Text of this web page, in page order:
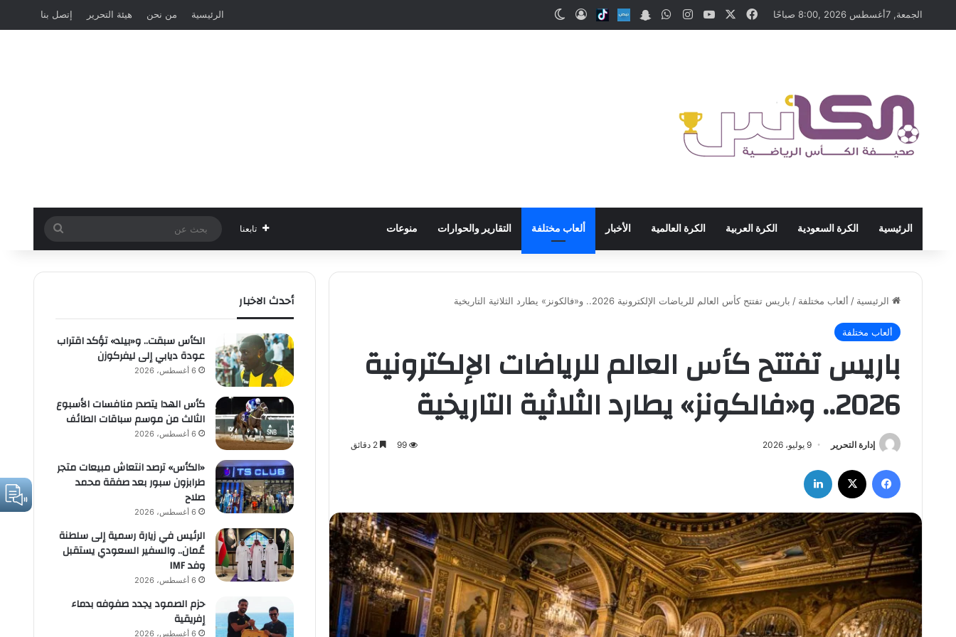
الجمعة, 7أغسطس 2026 ,8:00 صباحًا فيسبوك ‫YouTubeانستقرامواتسابSnapchat
Nabd
Tiktokتسجيل الدخول الرئيسية من نحن هيئة التحرير إتصل بنا
الرئيسية الكرة السعودية الكرة العربية الكرة العالمية الأخبار ألعاب مختلفة التقارير والحوارات منوعات تابعنا
عن
الرئيسية / ألعاب مختلفة / باريس تفتتح كأس العالم للرياضات الإلكترونية 2026.. و«فالكونز» يطارد الثلاثية التاريخية
ألعاب مختلفة
باريس تفتتح كأس العالم للرياضات الإلكترونية
2026.. و«فالكونز» يطارد الثلاثية التاريخية
إدارة التحرير 9 يوليو، 2026 99 2 دقائق
أحدث الاخبار
الكأس سبقت.. و«بيلد» تؤكد اقتراب
عودة ديابي إلى ليفركوزن
6 أغسطس، 2026
كأس الهدا يتصدر منافسات الأسبوع
الثالث من موسم سباقات الطائف
6 أغسطس، 2026
«الكأس» ترصد انتعاش مبيعات متجر
طرابزون سبور بعد صفقة محمد
صلاح
6 أغسطس، 2026
الرئيس في زيارة رسمية إلى سلطنة
عُمان.. والسفير السعودي يستقبل
وفد IMF
6 أغسطس، 2026
حزم الصمود يجدد صفوفه بدماء
إفريقية
6 أغسطس، 2026